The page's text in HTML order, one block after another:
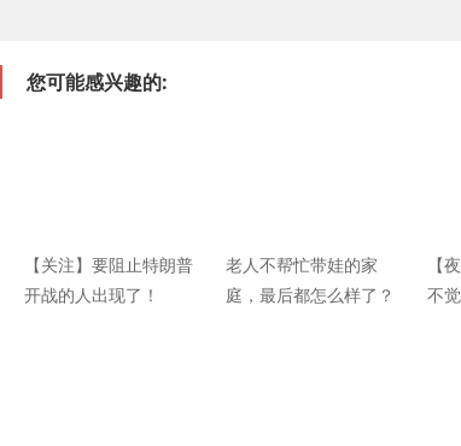
您可能感兴趣的:
【关注】要阻止特朗普
开战的人出现了！
老人不帮忙带娃的家
庭，最后都怎么样了？
【
不